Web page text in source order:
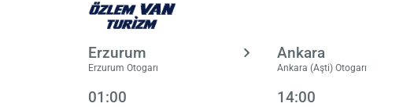
Erzurum
Erzurum Otogarı
Ankara
Ankara (Aşti) Otogarı
01:00 14:00